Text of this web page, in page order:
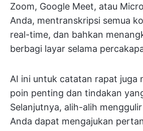
Zoom, Google Meet, atau
Anda, mentranskripsi semua
real-time, dan bahkan
berbagi layar selama
AI ini untuk catatan rapat juga
poin penting dan tindakan
Selanjutnya, alih-alih
Anda dapat mengajukan